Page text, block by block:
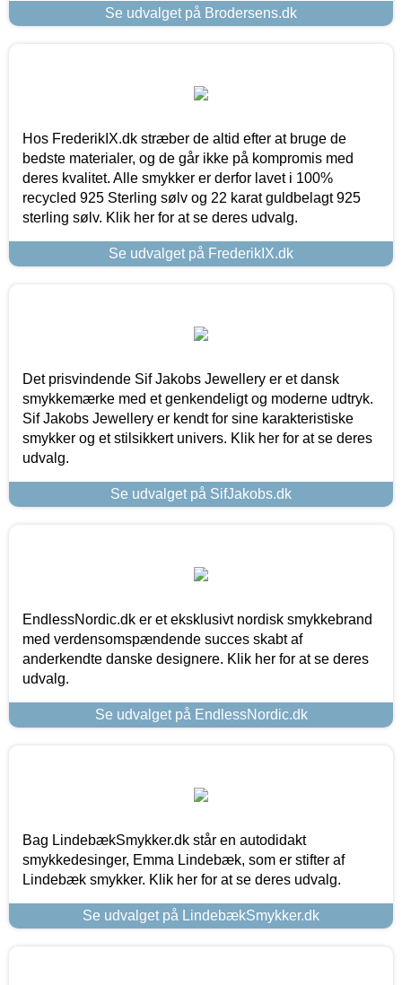
Se udvalget på Brodersens.dk
Hos FrederikIX.dk stræber de altid efter at bruge de
bedste materialer, og de går ikke på kompromis med
deres kvalitet. Alle smykker er derfor lavet i 100%
recycled 925 Sterling sølv og 22 karat guldbelagt 925
sterling sølv. Klik her for at se deres udvalg.
Se udvalget på FrederikIX.dk
Det prisvindende Sif Jakobs Jewellery er et dansk
smykkemærke med et genkendeligt og moderne udtryk.
Sif Jakobs Jewellery er kendt for sine karakteristiske
smykker og et stilsikkert univers. Klik her for at se deres
udvalg.
Se udvalget på SifJakobs.dk
EndlessNordic.dk er et eksklusivt nordisk smykkebrand
med verdensomspændende succes skabt af
anderkendte danske designere. Klik her for at se deres
udvalg.
Se udvalget på EndlessNordic.dk
Bag LindebækSmykker.dk står en autodidakt
smykkedesinger, Emma Lindebæk, som er stifter af
Lindebæk smykker. Klik her for at se deres udvalg.
Se udvalget på LindebækSmykker.dk